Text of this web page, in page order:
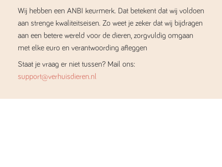
Wij hebben een ANBI keurmerk. Dat betekent dat wij voldoen
aan strenge kwaliteitseisen. Zo weet je zeker dat wij bijdragen
aan een betere wereld voor de dieren, zorgvuldig omgaan
met elke euro en verantwoording afleggen
Staat je vraag er niet tussen? Mail ons:
support@verhuisdieren.nl